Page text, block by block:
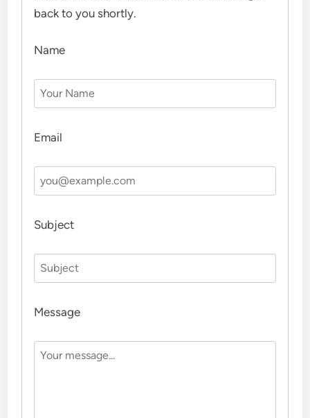
back to you shortly.
Name
Email
Subject
Message